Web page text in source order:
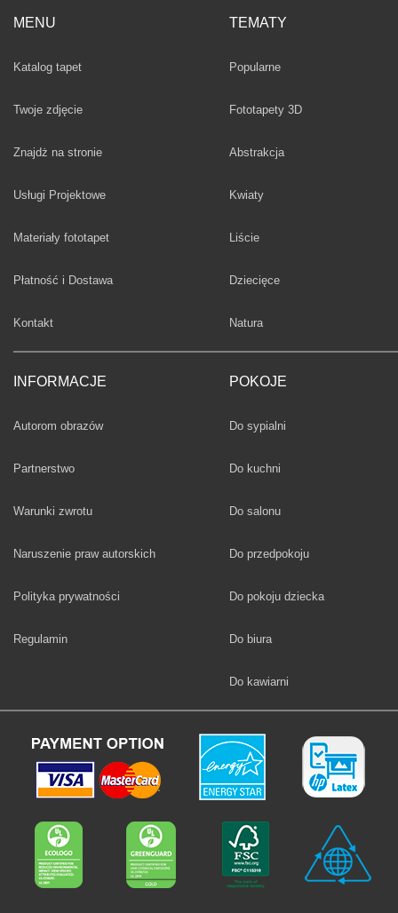
MENU
Katalog tapet
Twoje zdjęcie
Znajdż na stronie
Usługi Projektowe
Materiały fototapet
Płatność i Dostawa
Kontakt
INFORMACJE
Autorom obrazów
Partnerstwo
Warunki zwrotu
Naruszenie praw autorskich
Polityka prywatności
Regulamin
TEMATY
Fototapety
Popularne
Fototapety 3D
Fototapety
Abstrakcja
Fototapety
Kwiaty
Fototapety
Liście
Fototapety
Dziecięce
Fototapety
Natura
POKOJE
Fototapety
Do sypialni
Fototapety
Do kuchni
Fototapety
Do salonu
Fototapety
Do przedpokoju
Fototapety
Do pokoju dziecka
Fototapety
Do biura
Fototapety
Do kawiarni